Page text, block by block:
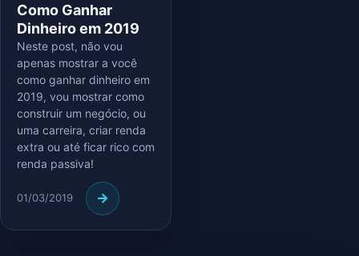
Como Ganhar
Dinheiro em 2019
Neste post, não vou
apenas mostrar a você
como ganhar dinheiro em
2019, vou mostrar como
construir um negócio, ou
uma carreira, criar renda
extra ou até ficar rico com
renda passiva!
01/03/2019